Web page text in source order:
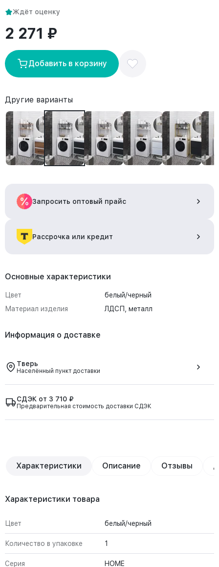
Ждёт оценку
2 271 ₽
Добавить в корзину
Другие варианты
Запросить оптовый прайс
Рассрочка или кредит
Основные характеристики
Цвет
белый/черный
Материал изделия
ЛДСП, металл
Информация о доставке
Тверь
Населённый пункт доставки
СДЭК от 3 710 ₽
Предварительная стоимость доставки СДЭК
Характеристики Описание Отзывы
Характеристики товара
Цвет белый/черный
Количество в упаковке 1
Серия HOME